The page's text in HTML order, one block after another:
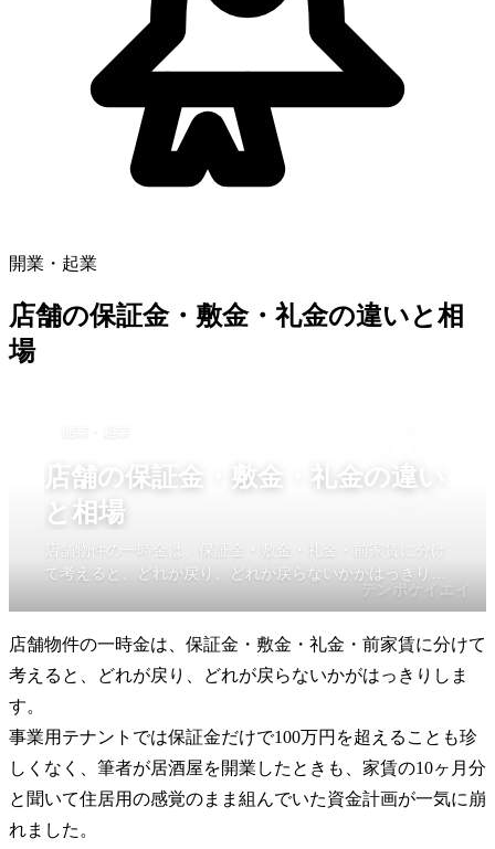
開業・起業
店舗の保証金・敷金・礼金の違いと相
場
店舗の保証金・敷金・礼金の違い
と相場
店舗物件の一時金は、保証金・敷金・礼金・前家賃に分け
て考えると、どれが戻り、どれが戻らないかがはっきりし
ます。事業用テナントでは保証金だけで100万円を超える
の10ヶ月分と聞いて住居用の感覚のまま組んでいた資金計
画が一気に崩れました。
テンポケイエイ
店舗物件の一時金は、保証金・敷金・礼金・前家賃に分けて
考えると、どれが戻り、どれが戻らないかがはっきりしま
す。
事業用テナントでは保証金だけで100万円を超えることも珍
しくなく、筆者が居酒屋を開業したときも、家賃の10ヶ月分
と聞いて住居用の感覚のまま組んでいた資金計画が一気に崩
れました。